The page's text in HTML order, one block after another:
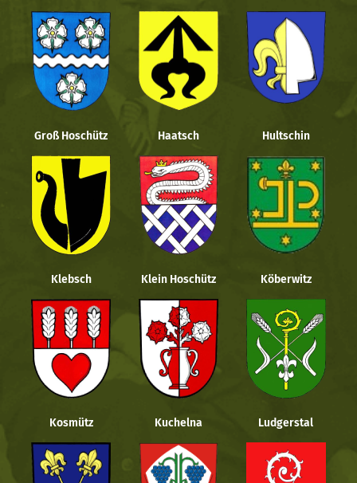
Groß Hoschütz Haatsch Hultschin
Klebsch Klein Hoschütz Köberwitz
Kosmütz Kuchelna Ludgerstal